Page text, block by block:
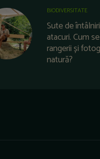
BIODIVERSITATE
Sute de
atacuri. Cum
rangerii și
natură?